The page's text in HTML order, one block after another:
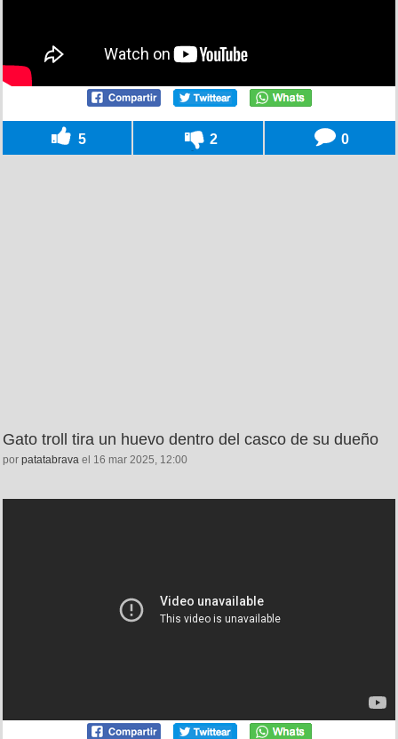
5 2 0
Gato troll tira un huevo dentro del casco de su dueño
por patatabrava el 16 mar 2025, 12:00